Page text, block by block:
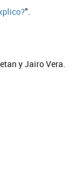
".
y Jairo Vera.